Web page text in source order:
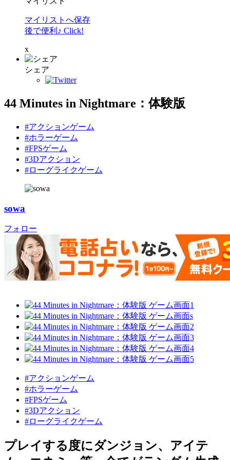
マイリストへ保存
後で便利♪ Click!
x
シェア
44 Minutes in Nightmare：体験版
#アクションゲーム
#ホラーゲーム
#FPSゲーム
#3Dアクション
#ローグライクゲーム
sowa
フォロー
#アクションゲーム
#ホラーゲーム
#FPSゲーム
#3Dアクション
#ローグライクゲーム
プレイする度にダンジョン、アイテ